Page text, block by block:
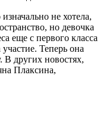
не хотела,
но девочка
еще с первого класса
Теперь она
В других новостях,
Плаксина,